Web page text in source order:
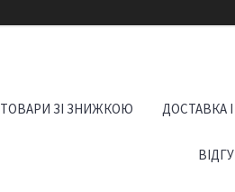
ТОВАРИ ЗІ ЗНИЖКОЮ ДОСТАВКА